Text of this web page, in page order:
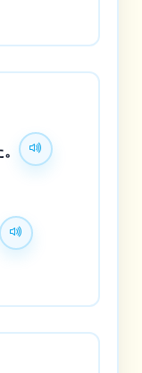
。